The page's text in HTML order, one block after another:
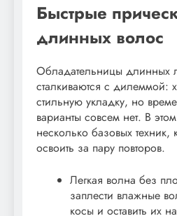
Быстрые
длинных волос
Обладательницы длинных
сталкиваются с дилеммой:
стильную укладку, но
варианты совсем нет. В
несколько базовых
освоить за пару повторов.
Легкая волна без
заплести влажные
косы и оставить их